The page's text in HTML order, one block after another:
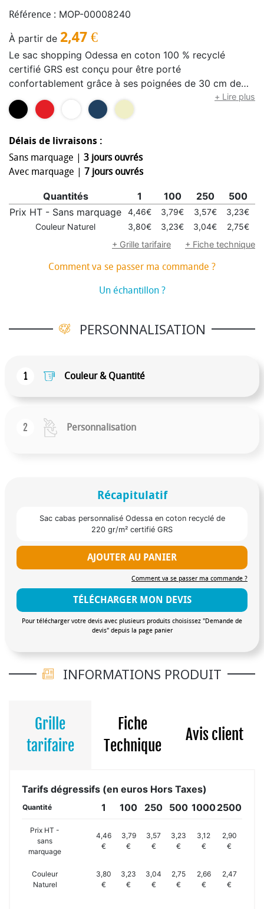
Référence : MOP-00008240
À partir de 2,47 €
Le sac shopping Odessa en coton 100 % recyclé
certifié GRS est conçu pour être porté
confortablement grâce à ses poignées de 30 cm de
long et à son grand compartiment principal à soufflet.
Qu'il s'agisse de transporter des livres lourds ou des
besoins. Les méthodes d'impression disponibles pour
ce sac shopping sont également certifiées GRS, ce qui
garantit que l'ensemble de la chaîne
mélange coton recyclé/polyester de 220 g/m² assure
durabilité et fiabilité, donnant au sac une résistance
allant jusqu'à 10 kg. Fabriqué en Inde.
+ Lire plus
Délais de livraisons :
Sans marquage | 3 jours ouvrés
Avec marquage | 7 jours ouvrés
Quantités 1 100 250 500
Prix HT - Sans marquage
4,46€ 3,79€ 3,57€ 3,23€
Couleur Naturel
3,80€ 3,23€ 3,04€ 2,75€
+ Grille tarifaire
+ Fiche technique
Comment va se passer ma commande ?
Un échantillon ?
PERSONNALISATION
1 Couleur & Quantité
2 Personnalisation
Récapitulatif
Sac cabas personnalisé Odessa en coton recyclé de
220 gr/m² certifié GRS
AJOUTER AU PANIER
Comment va se passer ma commande ?
TÉLÉCHARGER MON DEVIS
Pour télécharger votre devis avec plusieurs produits choisissez "Demande de
devis" depuis la page panier
INFORMATIONS PRODUIT
Grille
tarifaire
Fiche
Technique
Avis client
Tarifs dégressifs (en euros Hors Taxes)
Quantité 1 100 250 500 10002500
Prix HT -
sans
marquage
4,46
€
3,79
€
3,57
€
3,23
€
3,12
€
2,90
€
Couleur
Naturel
3,80
€
3,23
€
3,04
€
2,75
€
2,66
€
2,47
€